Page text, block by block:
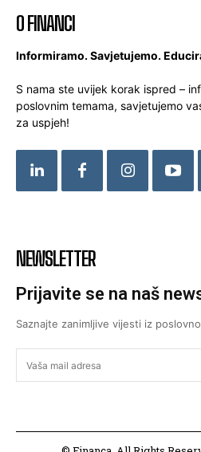
O FINANCI
Informiramo. Savjetujemo.
S nama ste uvijek korak ispred –
poslovnim temama, savjetujemo
za uspjeh!
NEWSLETTER
Prijavite se na naš
Saznajte zanimljive vijesti iz